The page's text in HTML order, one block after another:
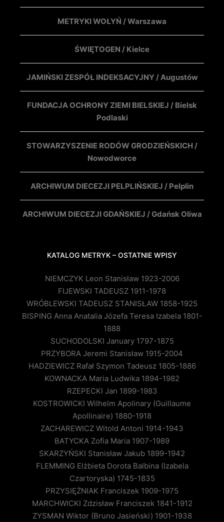
METRYKI WOŁYŃ / Warszawa
ŚWIĘTOGEN / Kielce
JAMIŃSKI ZESPÓŁ INDEKSACYJNY / Augustów
FUNDACJA OCHRONY ZIEMI BIELSKIEJ / Bielsk
Podlaski
STOWARZYSZENIE RODÓW GRODZIEŃSKICH /
Nowodworce
ARCHIWUM DIECEZJI PELPLIŃSKIEJ / Pelplin
ARCHIWUM DIECEZJI GDAŃSKIEJ / Gdańsk Oliwa
KATALOG METRYK – OSTATNIE WPISY
NIEMCZYK Leon Stanisław 1923-2006
FIJEWSKI TADEUSZ 1911-1978
WRÓBLEWSKI TADEUSZ STANISŁAW 1858-1925
BISPING Anna Anatalia Józefa Teresa Izabela 1801-
1888
SUCHODOLSKI January 1797-1875
PRZYBORA Jeremi Stanisław 1915-2004
HADZIEWICZ Rafał Szymon Tadeusz 1805-1886
KOWNACKA Maria Ludwika 1894-1982
RZEPECKI Jan 1899-1983
KOSTROWICKI Wilhelm Apolinary (Guillaume
Apollinaire) 1880-1918
ZACHAREWICZ Witold Antoni 1914-1943
BATYCKA Zofia Maria 1907-1989
SKARZYŃSKI Stanisław Jakub 1899-1942
FLEMMING Elżbieta Dorota Balbina (Izabela
Czartoryska) 1745-1835
PRZYSIĘŻNIAK Franciszek 1909-1975
MARCHWICKI Zdzisław Franciszek 1841-1912
ZYSMAN Wiktor (Bruno Jasieński) 1901-1938